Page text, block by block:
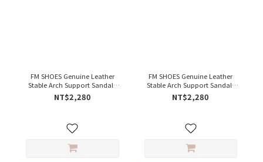
FM SHOES Genuine Leather
Stable Arch Support Sandals
with Double Straps Brown
NT$2,280
FM SHOES Genuine Leather
Stable Arch Support Sandals
with Double Straps Khaki
NT$2,280